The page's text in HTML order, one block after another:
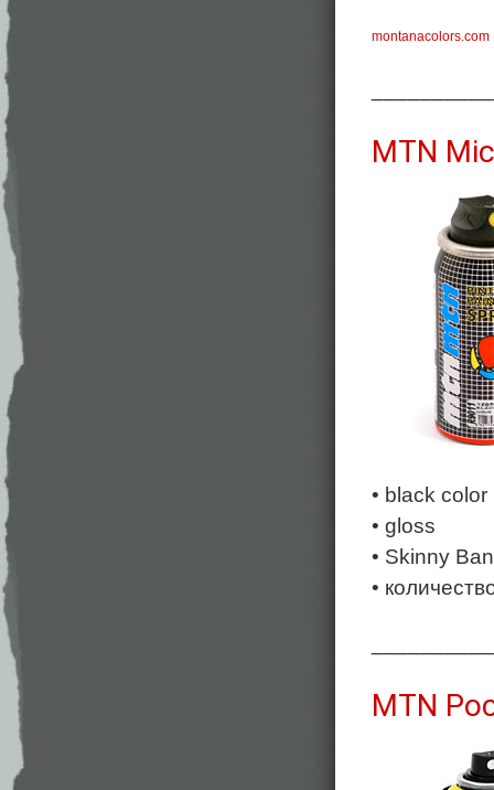
montanacolors.com
MTN
• black color
• gloss
• Skinny
•
MTN